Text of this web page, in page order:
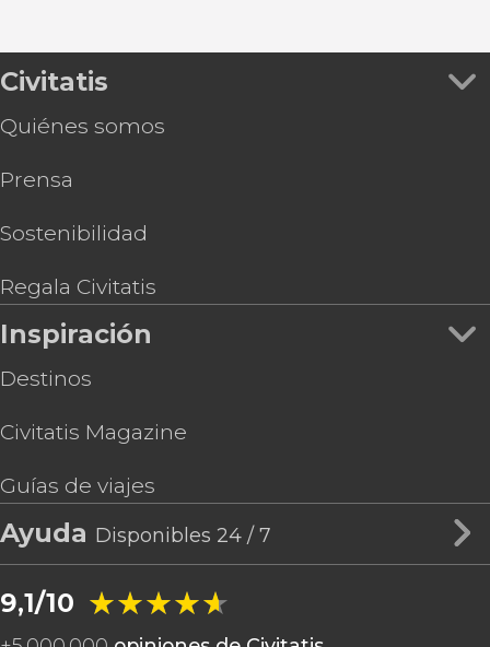
Civitatis
Quiénes somos
Prensa
Sostenibilidad
Regala Civitatis
Inspiración
Destinos
Civitatis Magazine
Guías de viajes
Ayuda Disponibles 24 / 7
9,1/10 ★★★★★
★★★★★